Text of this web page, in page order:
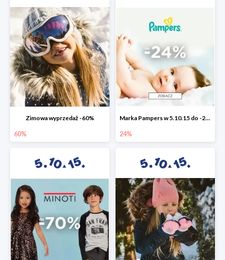
Zimowa wyprzedaż -60%
60%
Marka Pampers w 5.10.15 do -24%
24%